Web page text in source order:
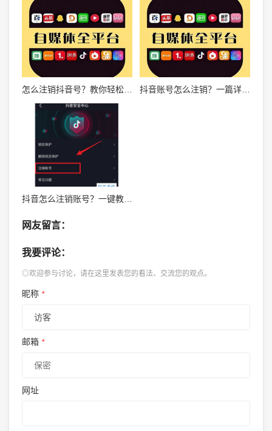
怎么注销抖音号？教你轻松解决账号困扰的全流程指南！ 抖音账号怎么注销？一篇详尽的注销指南，教你轻松操作！
抖音怎么注销账号？一键教你轻松解决
网友留言：
我要评论：
◎欢迎参与讨论，请在这里发表您的看法、交流您的观点。
昵称 *
邮箱 *
网址